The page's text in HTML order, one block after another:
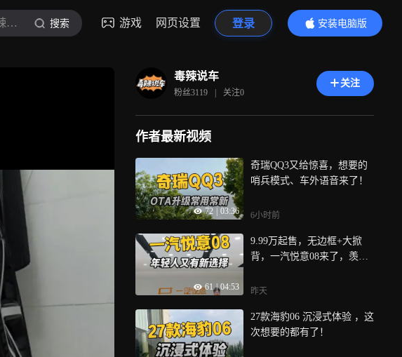
毒辣说车 搜索 游戏 网页设置 登录
安装电脑版
内容更精彩
毒辣说车
粉丝3119 | 关注0
关注
作者最新视频
72 03:36
奇瑞QQ3又给惊喜，想要的
哨兵模式、车外语音来了！
6小时前
61 | 04:53
9.99万起售，无边框+大掀
背，一汽悦意08来了，羡慕
昨天
27款海豹06 沉浸式体验 ，这
次想要的都有了！